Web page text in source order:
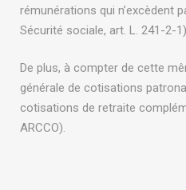
rémunérations qui n’excèdent
Sécurité sociale, art. L. 241-2-
De plus, à compter de cette
générale de cotisations
cotisations de retraite
ARCCO).